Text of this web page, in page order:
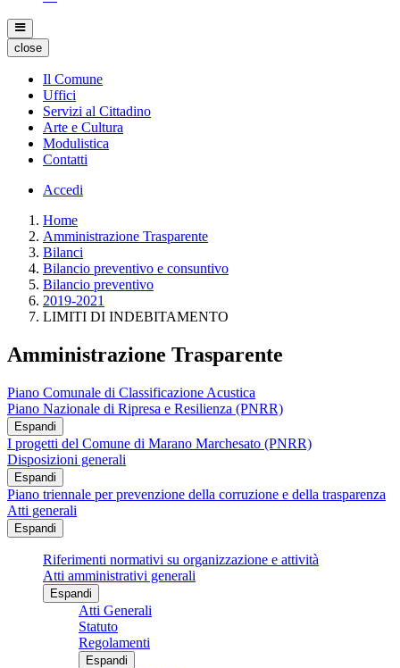
close
Il Comune
Uffici
Servizi al Cittadino
Arte e Cultura
Modulistica
Contatti
Accedi
Home
Amministrazione Trasparente
Bilanci
Bilancio preventivo e consuntivo
Bilancio preventivo
2019-2021
LIMITI DI INDEBITAMENTO
Amministrazione Trasparente
Piano Comunale di Classificazione Acustica
Piano Nazionale di Ripresa e Resilienza (PNRR)
Espandi
I progetti del Comune di Marano Marchesato (PNRR)
Disposizioni generali
Espandi
Piano triennale per prevenzione della corruzione e della trasparenza
Atti generali
Espandi
Riferimenti normativi su organizzazione e attività
Atti amministrativi generali
Espandi
Atti Generali
Statuto
Regolamenti
Espandi